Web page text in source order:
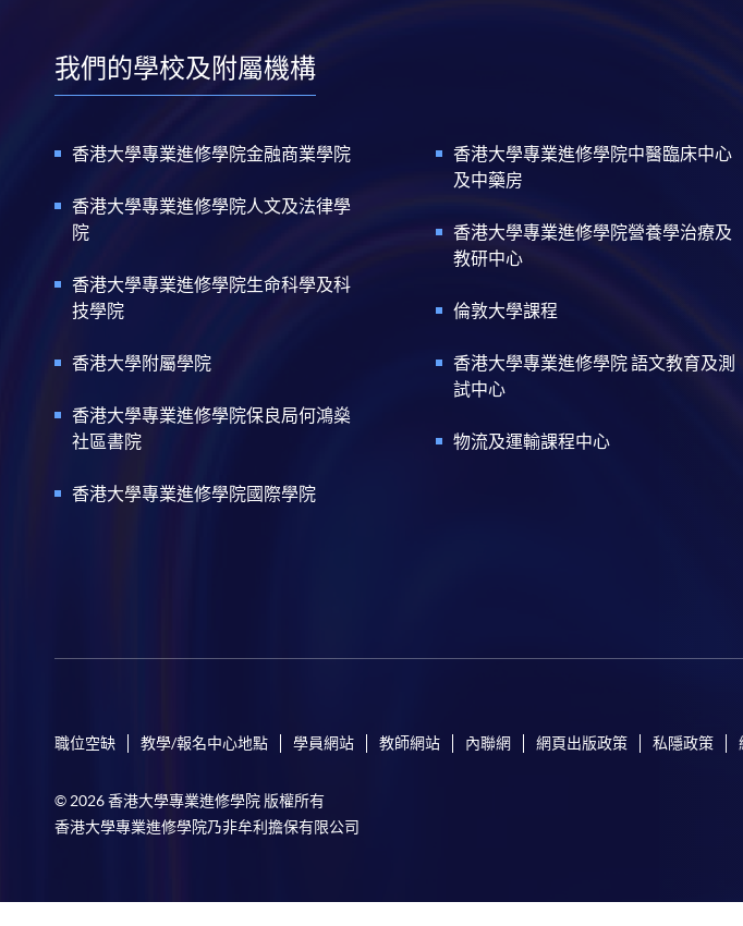
我們的學校及附屬機構
香港大學專業進修學院金融商業學院
香港大學專業進修學院人文及法律學
院
香港大學專業進修學院生命科學及科
技學院
香港大學附屬學院
香港大學專業進修學院保良局何鴻燊
社區書院
香港大學專業進修學院國際學院
香港大學專業進修學院中醫臨床中心
及中藥房
香港大學專業進修學院營養學治療及
教研中心
倫敦大學課程
香港大學專業進修學院 語文教育及測
試中心
物流及運輸課程中心
職位空缺 教學/報名中心地點 學員網站 教師網站 內聯網 網頁出版政策 私隱政策
© 2026 香港大學專業進修學院 版權所有
香港大學專業進修學院乃非牟利擔保有限公司